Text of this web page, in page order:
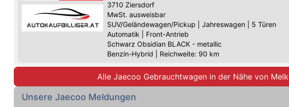
3710 Ziersdorf
MwSt. ausweisbar
SUV/Geländewagen/Pickup
Jahreswagen
5 Türen
Automatik
Front-Antrieb
Schwarz Obsidian BLACK - metallic
Benzin-Hybrid
Reichweite: 90 km
Alle Jaecoo Gebrauchtwagen in der Nähe von Melk
Unsere Jaecoo Meldungen